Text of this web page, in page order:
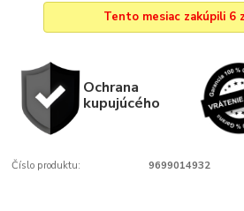
Tento mesiac zakúpili 6
Ochrana
kupujúcého
Číslo produktu: 9699014932